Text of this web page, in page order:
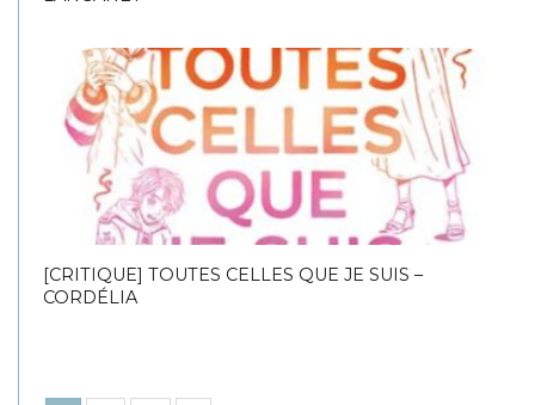
[CRITIQUE] TOUTES CELLES QUE JE SUIS –
CORDÉLIA